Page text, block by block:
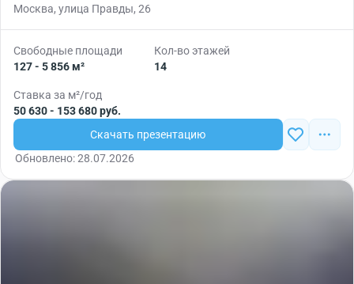
Москва, улица Правды, 26
Свободные площади
127 - 5 856 м²
Кол-во этажей
14
Ставка за м²/год
50 630 - 153 680 руб.
Скачать презентацию
Обновлено: 28.07.2026